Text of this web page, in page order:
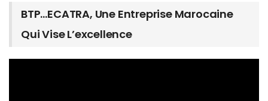
BTP…ECATRA, Une Entreprise Marocaine
Qui Vise L’excellence